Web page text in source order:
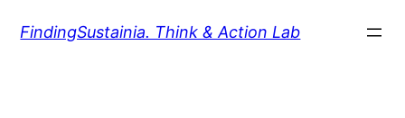
InhaltFindingSustainia. Think & Action Lab